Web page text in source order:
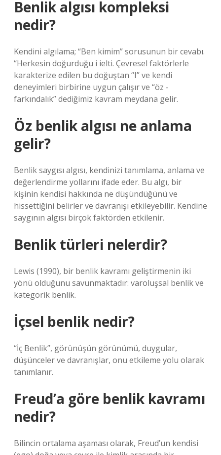
Benlik algısı kompleksi
nedir?
Kendini algılama; “Ben kimim” sorusunun bir cevabı.
“Herkesin doğurduğu i ielti. Çevresel faktörlerle
karakterize edilen bu doğuştan “I” ve kendi
deneyimleri birbirine uygun çalışır ve “öz -
farkındalık” dediğimiz kavram meydana gelir.
Öz benlik algısı ne anlama
gelir?
Benlik saygısı algısı, kendinizi tanımlama, anlama ve
değerlendirme yollarını ifade eder. Bu algı, bir
kişinin kendisi hakkında ne düşündüğünü ve
hissettiğini belirler ve davranışı etkileyebilir. Kendine
saygının algısı birçok faktörden etkilenir.
Benlik türleri nelerdir?
Lewis (1990), bir benlik kavramı geliştirmenin iki
yönü olduğunu savunmaktadır: varoluşsal benlik ve
kategorik benlik.
İçsel benlik nedir?
“İç Benlik”, görünüşün görünümü, duygular,
düşünceler ve davranışlar, onu etkileme yolu olarak
tanımlanır.
Freud’a göre benlik kavramı
nedir?
Bilincin ortalama aşaması olarak, Freud’un kendisi